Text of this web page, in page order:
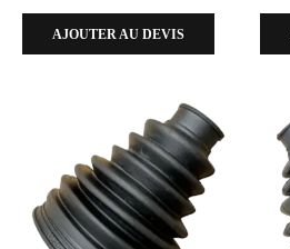
AJOUTER AU DEVIS